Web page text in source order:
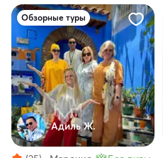
Обзорные туры
Адиль Ж.